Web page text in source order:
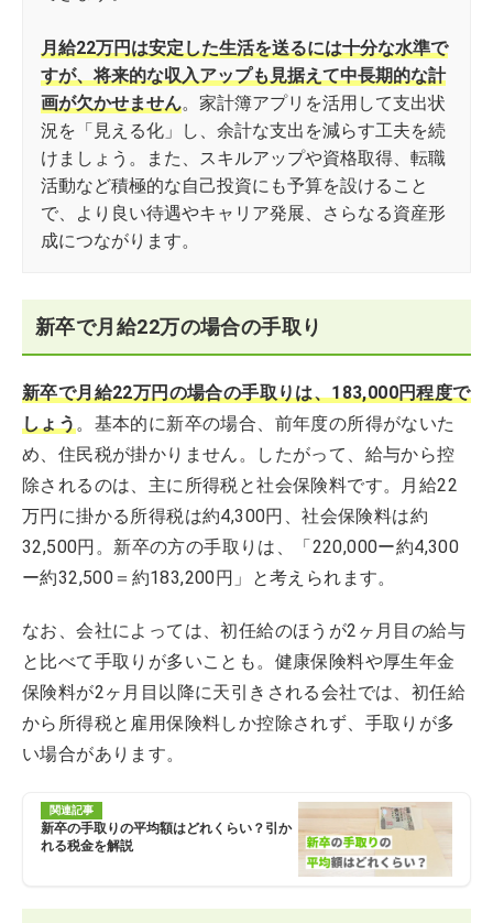
月給22万円は安定した生活を送るには十分な水準で
すが、将来的な収入アップも見据えて中長期的な計
画が欠かせません。家計簿アプリを活用して支出状
況を「見える化」し、余計な支出を減らす工夫を続
けましょう。また、スキルアップや資格取得、転職
活動など積極的な自己投資にも予算を設けること
で、より良い待遇やキャリア発展、さらなる資産形
成につながります。
新卒で月給22万の場合の手取り
新卒で月給22万円の場合の手取りは、183,000円程度で
しょう。基本的に新卒の場合、前年度の所得がないた
め、住民税が掛かりません。したがって、給与から控
除されるのは、主に所得税と社会保険料です。月給22
万円に掛かる所得税は約4,300円、社会保険料は約
32,500円。新卒の方の手取りは、「220,000ー約4,300
ー約32,500＝約183,200円」と考えられます。
なお、会社によっては、初任給のほうが2ヶ月目の給与
と比べて手取りが多いことも。健康保険料や厚生年金
保険料が2ヶ月目以降に天引きされる会社では、初任給
から所得税と雇用保険料しか控除されず、手取りが多
い場合があります。
関連記事
新卒の手取りの平均額はどれくらい？引か
れる税金を解説